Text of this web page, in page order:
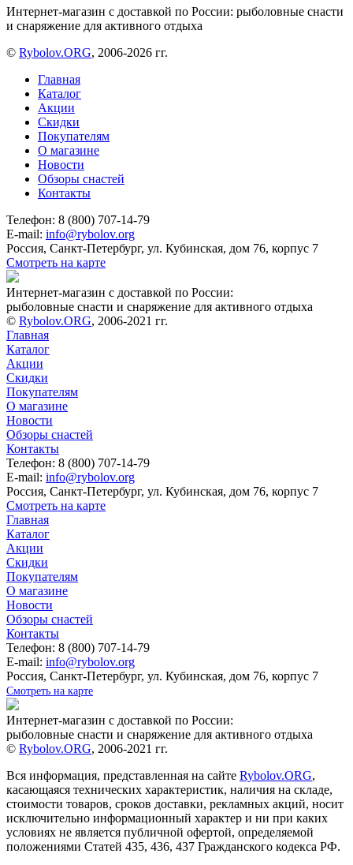
Интернет-магазин с доставкой по России: рыболовные снасти
и снаряжение для активного отдыха
© Rybolov.ORG, 2006-2026 гг.
Главная
Каталог
Акции
Скидки
Покупателям
О магазине
Новости
Обзоры снастей
Контакты
Телефон: 8 (800) 707-14-79
E-mail: info@rybolov.org
Россия, Санкт-Петербург, ул. Кубинская, дом 76, корпус 7
Смотреть на карте
Интернет-магазин с доставкой по России:
рыболовные снасти и снаряжение для активного отдыха
© Rybolov.ORG, 2006-2021 гг.
Главная
Каталог
Акции
Скидки
Покупателям
О магазине
Новости
Обзоры снастей
Контакты
Телефон: 8 (800) 707-14-79
E-mail: info@rybolov.org
Россия, Санкт-Петербург, ул. Кубинская, дом 76, корпус 7
Смотреть на карте
Главная
Каталог
Акции
Скидки
Покупателям
О магазине
Новости
Обзоры снастей
Контакты
Телефон: 8 (800) 707-14-79
E-mail: info@rybolov.org
Россия, Санкт-Петербург, ул. Кубинская, дом 76, корпус 7
Смотреть на карте
Интернет-магазин с доставкой по России:
рыболовные снасти и снаряжение для активного отдыха
© Rybolov.ORG, 2006-2021 гг.
Вся информация, представленная на сайте Rybolov.ORG,
касающаяся технических характеристик, наличия на складе,
стоимости товаров, сроков доставки, рекламных акций, носит
исключительно информационный характер и ни при каких
условиях не является публичной офертой, определяемой
положениями Статей 435, 436, 437 Гражданского кодекса РФ.